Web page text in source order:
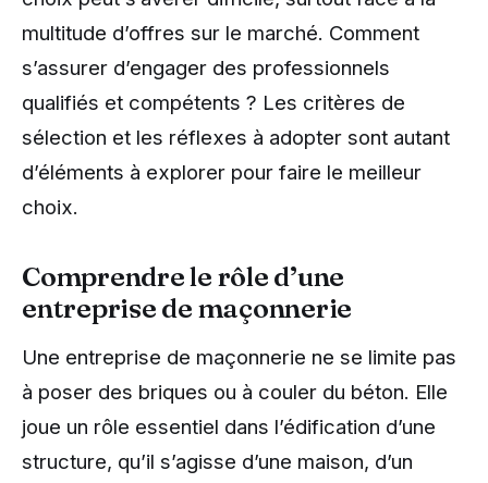
multitude d’offres sur le marché. Comment
s’assurer d’engager des professionnels
qualifiés et compétents ? Les critères de
sélection et les réflexes à adopter sont autant
d’éléments à explorer pour faire le meilleur
choix.
Comprendre le rôle d’une
entreprise de maçonnerie
Une entreprise de maçonnerie ne se limite pas
à poser des briques ou à couler du béton. Elle
joue un rôle essentiel dans l’édification d’une
structure, qu’il s’agisse d’une maison, d’un